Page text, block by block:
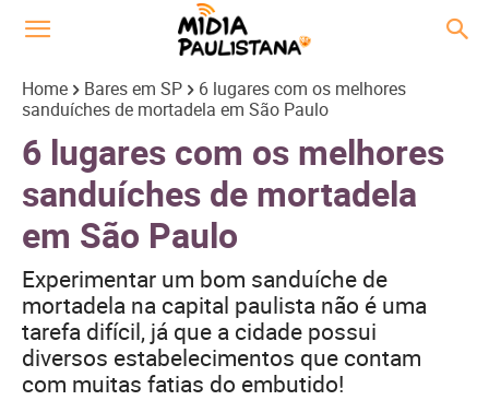
Home Bares em SP
6 lugares com os melhores
sanduíches de mortadela em São Paulo
6 lugares com os melhores
sanduíches de mortadela
em São Paulo
Experimentar um bom sanduíche de
mortadela na capital paulista não é uma
tarefa difícil, já que a cidade possui
diversos estabelecimentos que contam
com muitas fatias do embutido!